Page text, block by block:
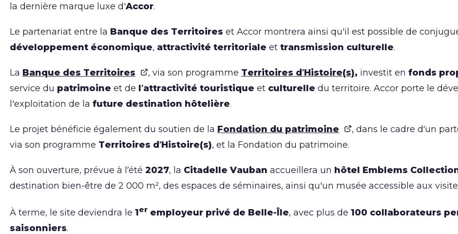
la dernière marque luxe d'Accor.
Le partenariat entre la Banque des Territoires et Accor montrera ainsi qu'il est possible de
développement économique, attractivité territoriale et transmission culturelle.
La Banque des Territoires , via son programme Territoires d’Histoire(s), investit en fonds
service du patrimoine et de l’attractivité touristique et culturelle du territoire. Accor porte le
l'exploitation de la future destination hôtelière.
Le projet bénéficie également du soutien de la Fondation du patrimoine , dans le cadre d’un
via son programme Territoires d’Histoire(s), et la Fondation du patrimoine.
À son ouverture, prévue à l’été 2027, la Citadelle Vauban accueillera un hôtel Emblems
destination bien-être de 2 000 m², des espaces de séminaires, ainsi qu'un musée accessible aux
À terme, le site deviendra le 1er employeur privé de Belle-Île, avec plus de 100 collaborateurs
saisonniers.